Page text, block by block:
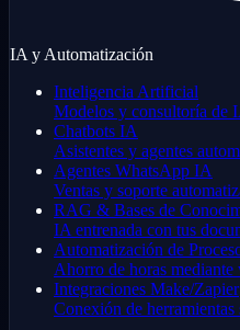
IA y Automatización
Inteligencia Artificial
Modelos y consultoría de
Chatbots IA
Asistentes y agentes
Agentes WhatsApp IA
Ventas y soporte
RAG & Bases de
IA entrenada con tus
Automatización de
Ahorro de horas
Integraciones Make/Zapier
Conexión de